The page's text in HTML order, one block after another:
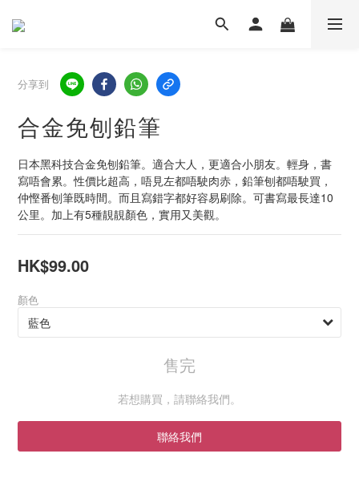
分享到
合金免刨鉛筆
日本黑科技合金免刨鉛筆。適合大人，更適合小朋友。輕身，書
寫唔會累。性價比超高，唔見左都唔駛肉赤，鉛筆刨都唔駛買，
仲慳番刨筆既時間。而且寫錯字都好容易刷除。可書寫最長達10
公里。加上有5種靚靚顏色，實用又美觀。
HK$99.00
顏色
售完
若想購買，請聯絡我們。
聯絡我們